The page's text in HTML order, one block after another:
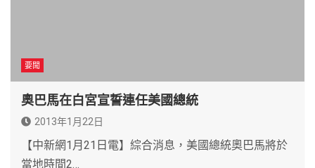
要聞
奧巴馬在白宮宣誓連任美國總統
2013年1月22日
【中新網1月21日電】綜合消息，美國總統奧巴馬將於
當地時間2…